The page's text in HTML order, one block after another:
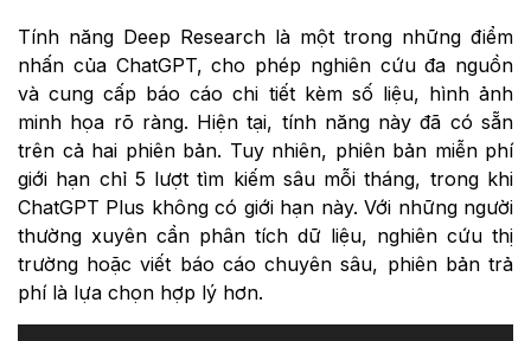
Tính năng Deep Research là một trong những điểm
nhấn của ChatGPT, cho phép nghiên cứu đa nguồn
và cung cấp báo cáo chi tiết kèm số liệu, hình ảnh
minh họa rõ ràng. Hiện tại, tính năng này đã có sẵn
trên cả hai phiên bản. Tuy nhiên, phiên bản miễn phí
giới hạn chỉ 5 lượt tìm kiếm sâu mỗi tháng, trong khi
ChatGPT Plus không có giới hạn này. Với những người
thường xuyên cần phân tích dữ liệu, nghiên cứu thị
trường hoặc viết báo cáo chuyên sâu, phiên bản trả
phí là lựa chọn hợp lý hơn.